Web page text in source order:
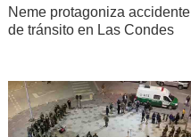
Neme protagoniza accidente
de tránsito en Las Condes